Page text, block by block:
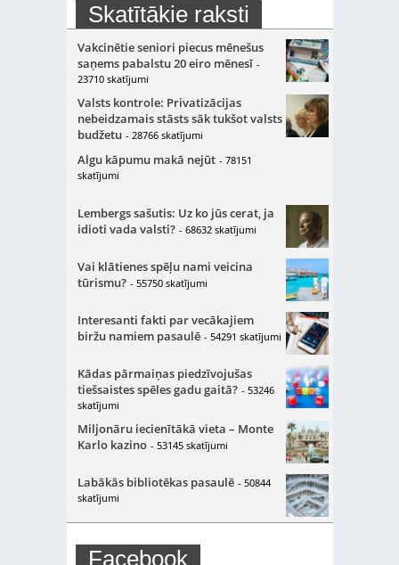
Skatītākie raksti
Vakcinētie seniori piecus mēnešus
saņems pabalstu 20 eiro mēnesī -
23710 skatījumi
Valsts kontrole: Privatizācijas
nebeidzamais stāsts sāk tukšot valsts
budžetu - 28766 skatījumi
Algu kāpumu makā nejūt - 78151
skatījumi
Lembergs sašutis: Uz ko jūs cerat, ja
idioti vada valsti? - 68632 skatījumi
Vai klātienes spēļu nami veicina
tūrismu? - 55750 skatījumi
Interesanti fakti par vecākajiem
biržu namiem pasaulē - 54291 skatījumi
Kādas pārmaiņas piedzīvojušas
tiešsaistes spēles gadu gaitā? - 53246
skatījumi
Miljonāru iecienītākā vieta – Monte
Karlo kazino - 53145 skatījumi
Labākās bibliotēkas pasaulē - 50844
skatījumi
Facebook